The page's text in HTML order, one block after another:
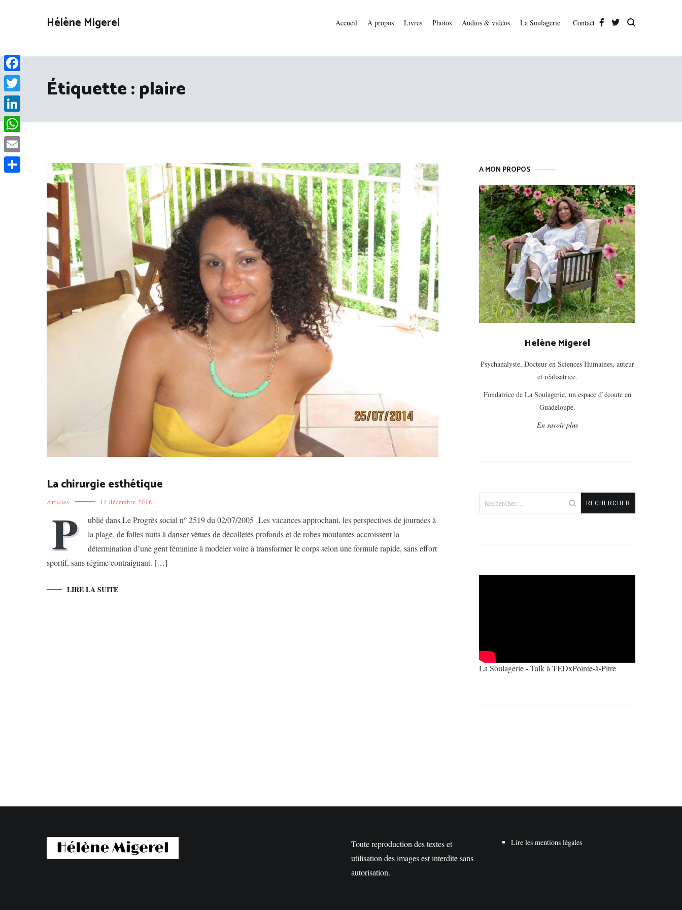
Hélène Migerel Accueil A propos Livres Photos Audios & vidéos La Soulagerie Contact
Étiquette :plaire
La chirurgie esthétique
Articles 11 décembre 2016
P
ublié dans Le Progrès social n° 2519 du 02/07/2005 Les vacances approchant, les perspectives de journées à
la plage, de folles nuits à danser vêtues de décolletés profonds et de robes moulantes accroissent la
détermination d’une gent féminine à modeler voire à transformer le corps selon une formule rapide, sans effort
sportif, sans régime contraignant. […]
LIRE LA SUITE
A MON PROPOS
Helène Migerel
Psychanalyste, Docteur en Sciences Humaines, auteur
et réalisatrice.
Fondatrice de La Soulagerie, un espace d’écoute en
Guadeloupe.
En savoir plus
La Soulagerie - Talk à TEDxPointe-à-Pitre
Toute reproduction des textes et
utilisation des images est interdite sans
autorisation.
Lire les mentions légales
Facebook
Twitter
LinkedIn
WhatsApp
Email